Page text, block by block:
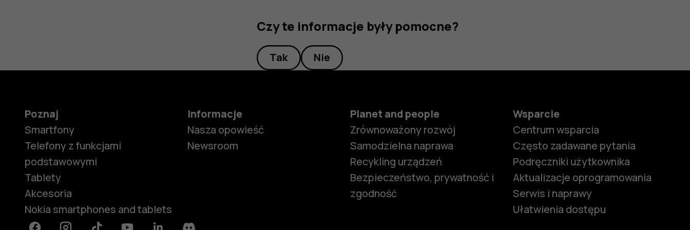
Czy te informacje były pomocne?
Tak Nie
Poznaj
Smartfony
Telefony z funkcjami
podstawowymi
Tablety
Akcesoria
Nokia smartphones and tablets
Informacje
Nasza opowieść
Newsroom
Planet and people
Zrównoważony rozwój
Samodzielna naprawa
Recykling urządzeń
Bezpieczeństwo, prywatność i
zgodność
Wsparcie
Centrum wsparcia
Często zadawane pytania
Podręczniki użytkownika
Aktualizacje oprogramowania
Serwis i naprawy
Ułatwienia dostępu